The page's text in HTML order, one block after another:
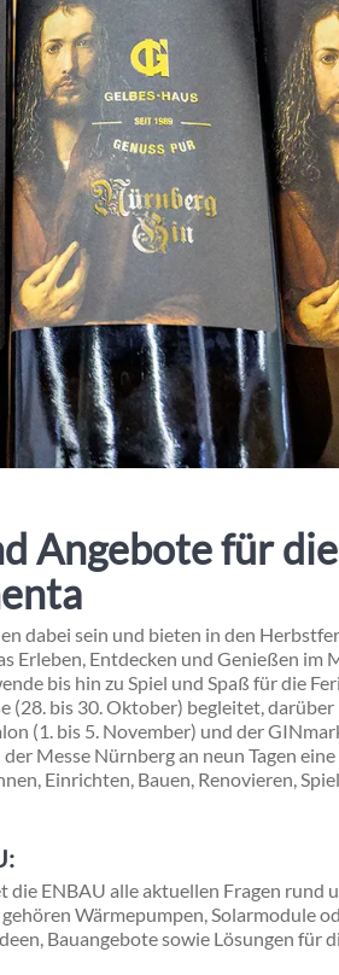
Angebote für
dabei sein und bieten in den
Erleben, Entdecken und Genießen im
bis hin zu Spiel und Spaß für die
bis 30. Oktober) begleitet,
(1. bis 5. November) und der
Messe Nürnberg an neun Tagen
Einrichten, Bauen, Renovieren,
ENBAU alle aktuellen Fragen rund
Wärmepumpen, Solarmodule
Bauangebote sowie Lösungen für